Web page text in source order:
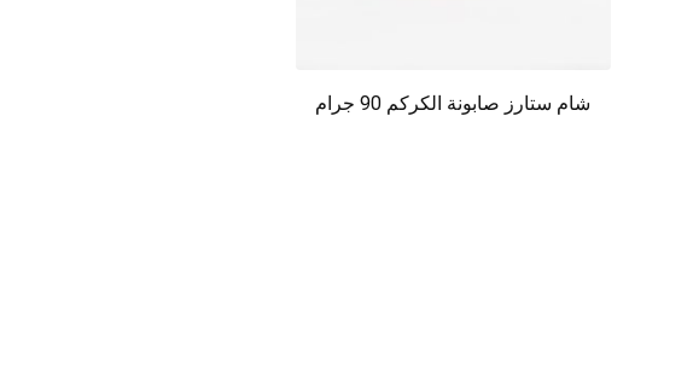
شام ستارز صابونة الكركم 90 جرام